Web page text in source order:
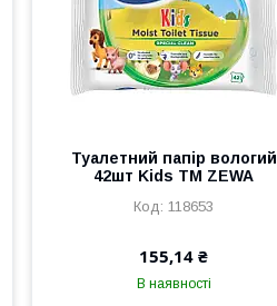
Туалетний папір вологий
42шт Kids ТМ ZEWA
118653
155,14 ₴
В наявності